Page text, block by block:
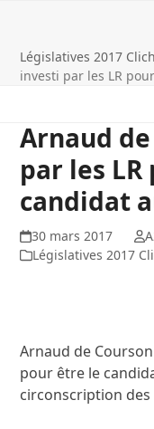
content
menu
menu
Législatives 2017
investi par les LR
Arnaud
par les
candidat
30 mars 2017
Législatives 2017
Arnaud de
pour être le
circonscription des